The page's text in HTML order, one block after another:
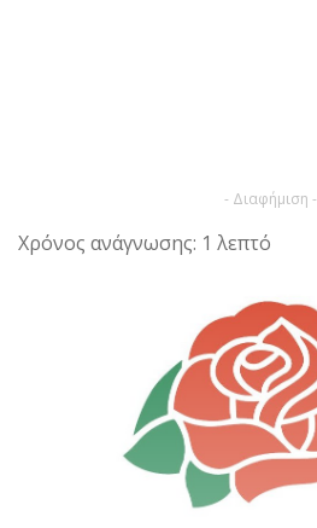
- Διαφήμιση -
Χρόνος ανάγνωσης: 1 λεπτό